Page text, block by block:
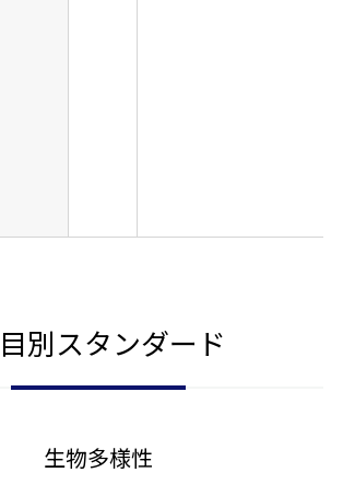
別スタンダード
生物多様性